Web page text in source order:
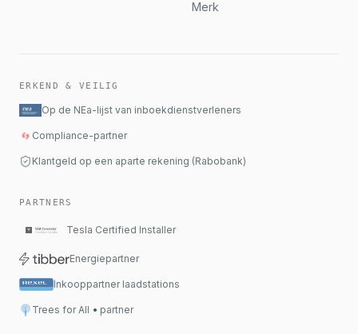
Merk
ERKEND & VEILIG
Op de NEa-lijst van inboekdienstverleners
Compliance-partner
Klantgeld op een aparte rekening (Rabobank)
PARTNERS
Tesla Certified Installer
Energiepartner
Inkooppartner laadstations
Trees for All • partner